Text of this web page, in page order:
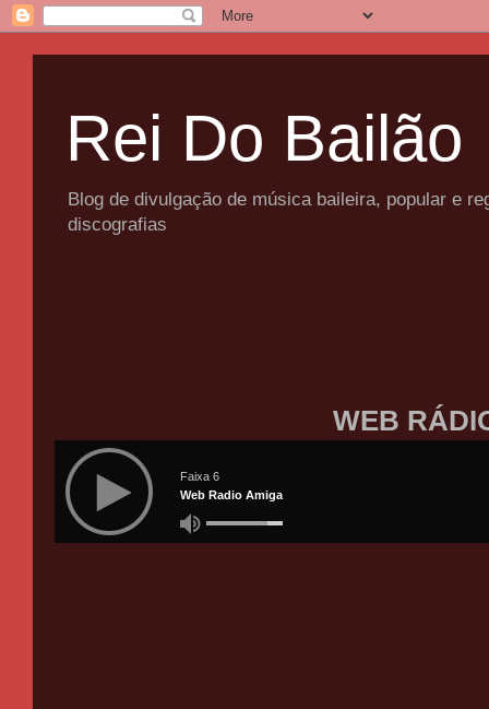
Rei Do Bailão
Blog de divulgação de música baileira, popular e
discografias
WEB